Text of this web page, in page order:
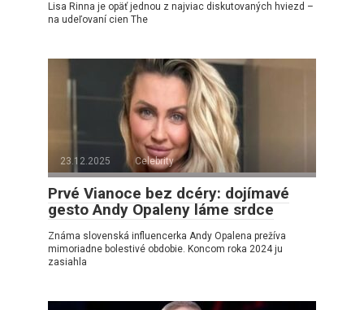
Lisa Rinna je opäť jednou z najviac diskutovaných hviezd –
na udeľovaní cien The
23.12.2025 Celebrity
Prvé Vianoce bez dcéry: dojímavé
gesto Andy Opaleny láme srdce
Známa slovenská influencerka Andy Opalena prežíva
mimoriadne bolestivé obdobie. Koncom roka 2024 ju
zasiahla